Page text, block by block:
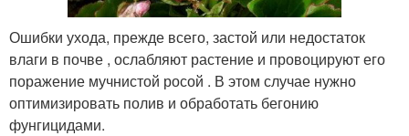
Ошибки ухода, прежде всего, застой или недостаток
влаги в почве , ослабляют растение и провоцируют его
поражение мучнистой росой . В этом случае нужно
оптимизировать полив и обработать бегонию
фунгицидами.